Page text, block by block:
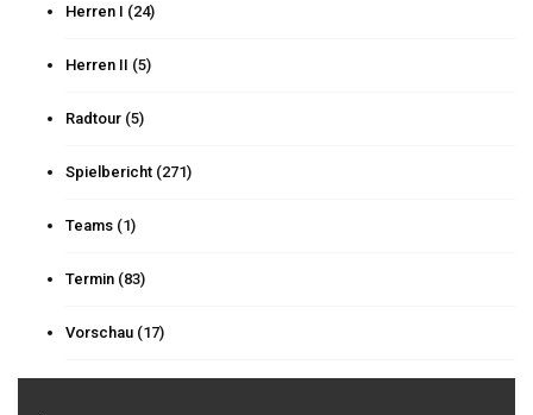
Herren I (24)
Herren II (5)
Radtour (5)
Spielbericht (271)
Teams (1)
Termin (83)
Vorschau (17)